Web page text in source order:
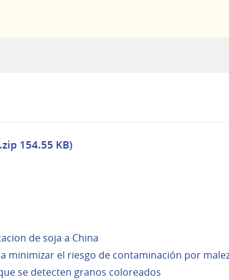
154.55 KB)
de soja a China
minimizar el riesgo de contaminación por
se detecten granos coloreados